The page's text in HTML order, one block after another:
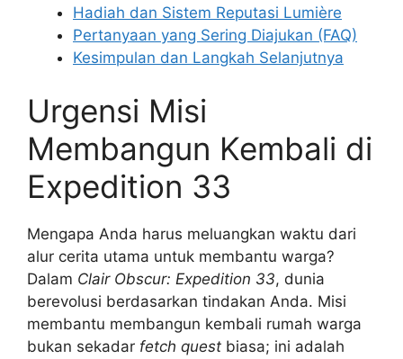
Hadiah dan Sistem Reputasi Lumière
Pertanyaan yang Sering Diajukan (FAQ)
Kesimpulan dan Langkah Selanjutnya
Urgensi Misi
Membangun Kembali di
Expedition 33
Mengapa Anda harus meluangkan waktu dari
alur cerita utama untuk membantu warga?
Dalam Clair Obscur: Expedition 33, dunia
berevolusi berdasarkan tindakan Anda. Misi
membantu membangun kembali rumah warga
bukan sekadar fetch quest biasa; ini adalah